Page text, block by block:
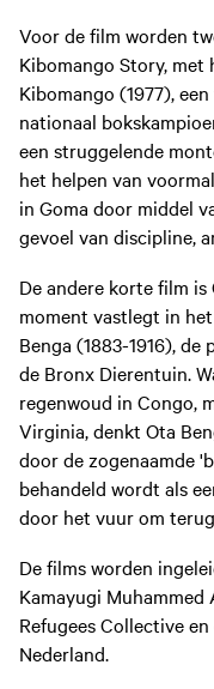
Voor de film worden
Kibomango Story,
Kibomango (1977),
nationaal
een struggelende
het helpen van
in Goma door middel
gevoel van discipline,
De andere korte film is
moment vastlegt in
Benga (1883-1916),
de Bronx Dierentuin.
regenwoud in Congo,
Virginia, denkt Ota
door de zogenaamde
behandeld wordt als
door het vuur om
De films worden
Kamayugi
Refugees Collective
Nederland.